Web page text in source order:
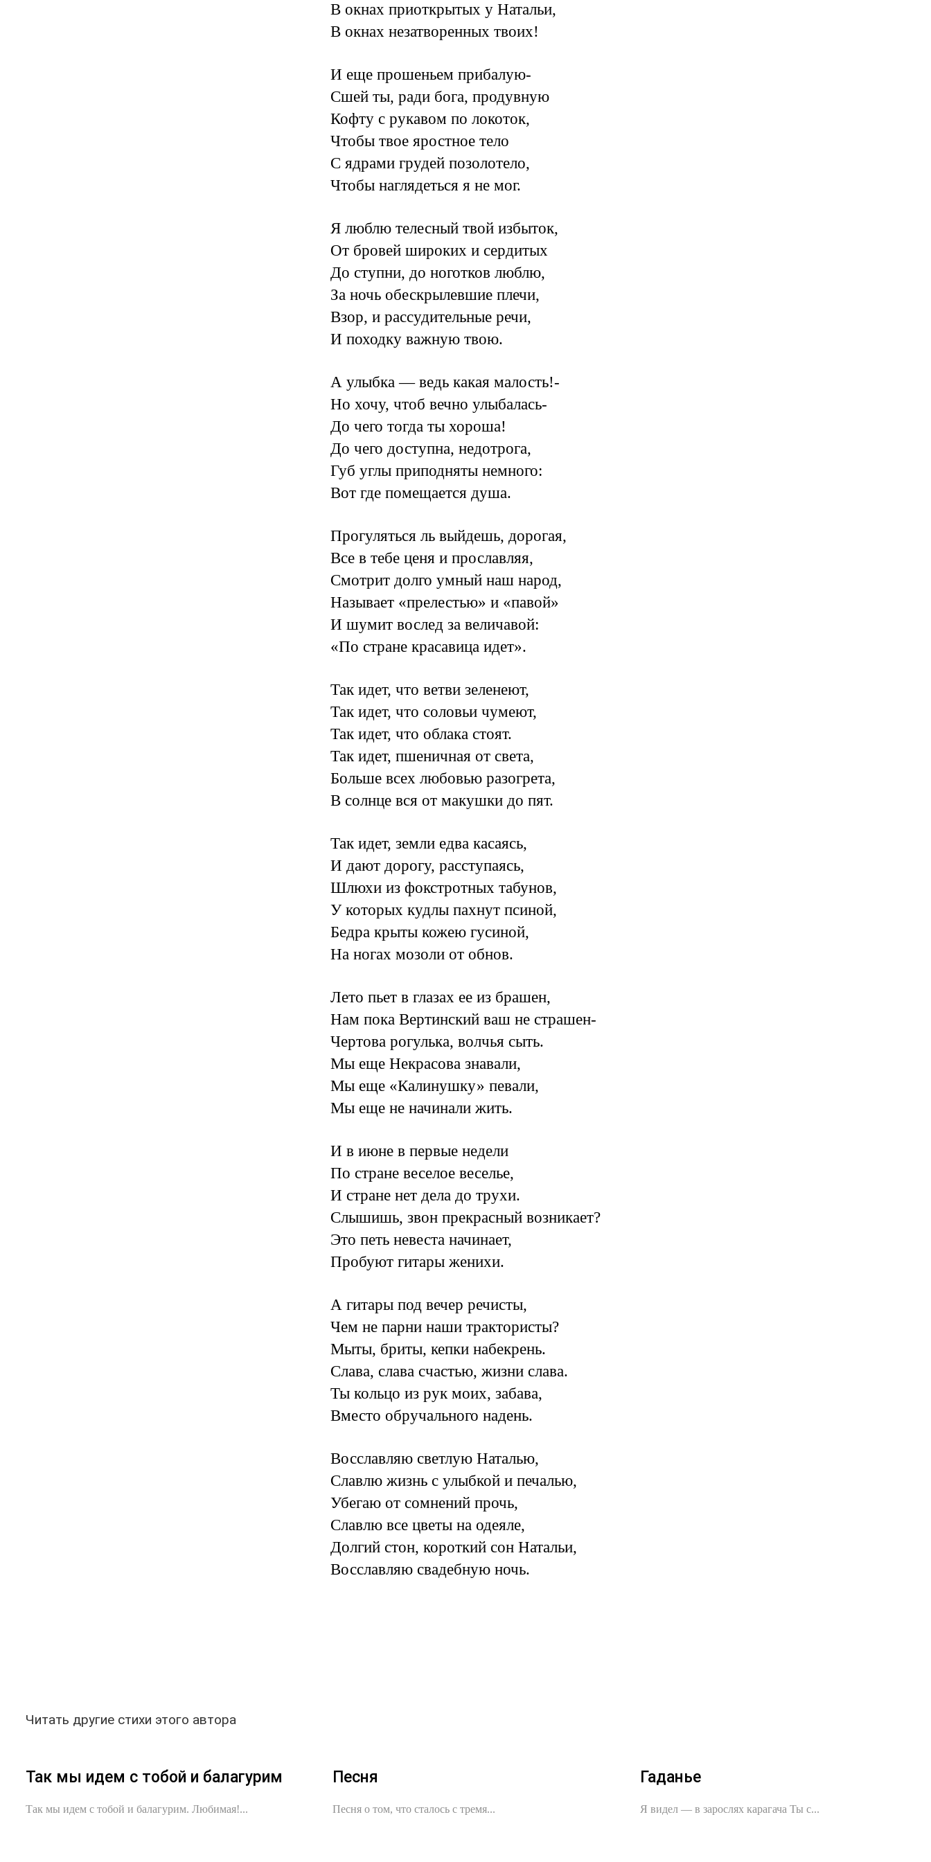
В окнах приоткрытых у Натальи,
В окнах незатворенных твоих!
И еще прошеньем прибалую-
Сшей ты, ради бога, продувную
Кофту с рукавом по локоток,
Чтобы твое яростное тело
С ядрами грудей позолотело,
Чтобы наглядеться я не мог.
Я люблю телесный твой избыток,
От бровей широких и сердитых
До ступни, до ноготков люблю,
За ночь обескрылевшие плечи,
Взор, и рассудительные речи,
И походку важную твою.
А улыбка — ведь какая малость!-
Но хочу, чтоб вечно улыбалась-
До чего тогда ты хороша!
До чего доступна, недотрога,
Губ углы приподняты немного:
Вот где помещается душа.
Прогуляться ль выйдешь, дорогая,
Все в тебе ценя и прославляя,
Смотрит долго умный наш народ,
Называет «прелестью» и «павой»
И шумит вослед за величавой:
«По стране красавица идет».
Так идет, что ветви зеленеют,
Так идет, что соловьи чумеют,
Так идет, что облака стоят.
Так идет, пшеничная от света,
Больше всех любовью разогрета,
В солнце вся от макушки до пят.
Так идет, земли едва касаясь,
И дают дорогу, расступаясь,
Шлюхи из фокстротных табунов,
У которых кудлы пахнут псиной,
Бедра крыты кожею гусиной,
На ногах мозоли от обнов.
Лето пьет в глазах ее из брашен,
Нам пока Вертинский ваш не страшен-
Чертова рогулька, волчья сыть.
Мы еще Некрасова знавали,
Мы еще «Калинушку» певали,
Мы еще не начинали жить.
И в июне в первые недели
По стране веселое веселье,
И стране нет дела до трухи.
Слышишь, звон прекрасный возникает?
Это петь невеста начинает,
Пробуют гитары женихи.
А гитары под вечер речисты,
Чем не парни наши трактористы?
Мыты, бриты, кепки набекрень.
Слава, слава счастью, жизни слава.
Ты кольцо из рук моих, забава,
Вместо обручального надень.
Восславляю светлую Наталью,
Славлю жизнь с улыбкой и печалью,
Убегаю от сомнений прочь,
Славлю все цветы на одеяле,
Долгий стон, короткий сон Натальи,
Восславляю свадебную ночь.
Читать другие стихи этого автора
Так мы идем с тобой и балагурим
Так мы идем с тобой и балагурим. Любимая!...
Песня
Песня о том, что сталось с тремя...
Гаданье
Я видел — в зарослях карагача Ты с...